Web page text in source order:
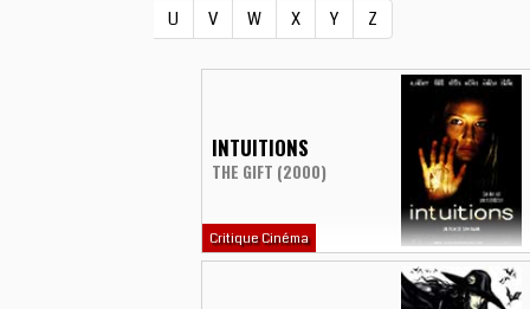
U
V W X Y Z
INTUITIONS
THE GIFT (2000)
Critique Cinéma